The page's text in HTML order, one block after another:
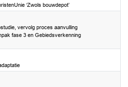
‘Zwols bouwdepot’
vervolg proces aanvulling
fase 3 en Gebiedsverkenning